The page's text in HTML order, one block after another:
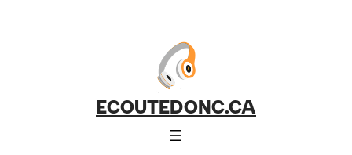
ECOUTEDONC.CA